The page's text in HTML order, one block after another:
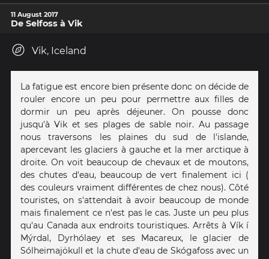
11 August 2017
De Selfoss à Vik
Vik, Iceland
La fatigue est encore bien présente donc on décide de
rouler encore un peu pour permettre aux filles de
dormir un peu après déjeuner. On pousse donc
jusqu'à Vik et ses plages de sable noir. Au passage
nous traversons les plaines du sud de l'islande,
apercevant les glaciers à gauche et la mer arctique à
droite. On voit beaucoup de chevaux et de moutons,
des chutes d'eau, beaucoup de vert finalement ici (
des couleurs vraiment différentes de chez nous). Côté
touristes, on s'attendait à avoir beaucoup de monde
mais finalement ce n'est pas le cas. Juste un peu plus
qu'au Canada aux endroits touristiques. Arrêts à Vík í
Mýrdal, Dyrhólaey et ses Macareux, le glacier de
Sólheimajökull et la chute d'eau de Skógafoss avec un